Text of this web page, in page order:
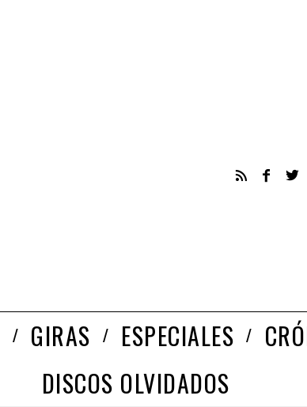
GIRAS ESPECIALES
DISCOS OLVIDADOS